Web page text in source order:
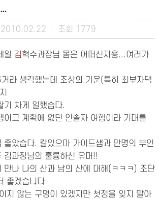
2010.02.22 조회 1779
일 김혁수과장님 몸은 어떠신지용...여러가
라 생각했는데 조상의 기운(특히 최부자댁
기 차게 일했습다.
이고 계획에 없던 인솔자 여행이라 기대를
좋았습다. 칼있으마 가이드샘과 만명의 부인
김과장님의 훌륭하신 유머!!
만나 나의 산과 남의 산에 대해(ㅋㅋㅋ) 조단
좋겠습니다
지 않는 구멍이 있겠지만 첫정을 잊지 말아